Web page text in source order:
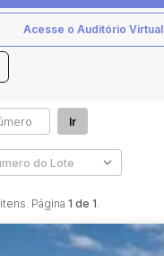
Acesse o Auditório Virtual
itens. Página 1 de 1.
Ir